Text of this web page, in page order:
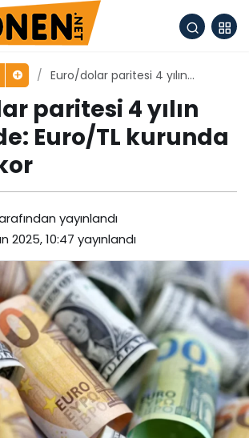
Euro/dolar paritesi 4 yılın
tarihi rekor
paritesi 4 yılın
Euro/TL kurunda
yayınlandı
2025, 10:47 yayınlandı